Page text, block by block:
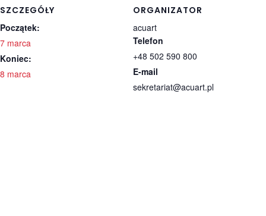
SZCZEGÓŁY
Początek:
7 marca
Koniec:
8 marca
ORGANIZATOR
acuart
Telefon
+48 502 590 800
E-mail
sekretariat@acuart.pl